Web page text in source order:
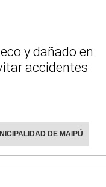
y dañado en
accidentes
DE MAIPÚ